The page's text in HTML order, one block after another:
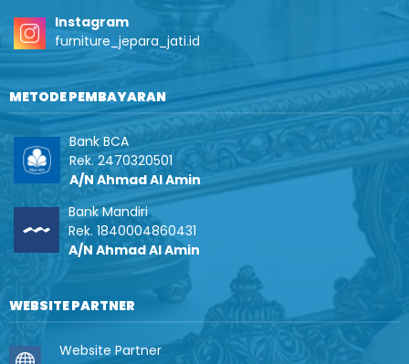
Instagram
furniture_jepara_jati.id
METODE PEMBAYARAN
Bank BCA
Rek. 2470320501
A/N Ahmad Al Amin
Bank Mandiri
Rek. 1840004860431
A/N Ahmad Al Amin
WEBSITE PARTNER
Website Partner